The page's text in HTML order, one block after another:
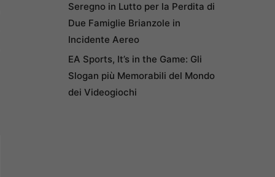
Seregno in Lutto per la Perdita di
Due Famiglie Brianzole in
Incidente Aereo
EA Sports, It’s in the Game: Gli
Slogan più Memorabili del Mondo
dei Videogiochi